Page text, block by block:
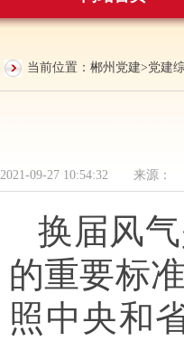
当前位置： 郴州党建>党建
2021-09-27 10:54:32 来源
换届风
的重要标
照中央和